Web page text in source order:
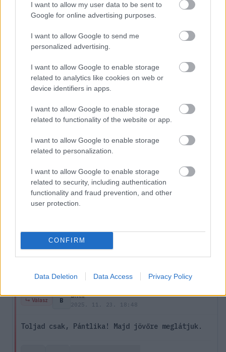
I want to allow my user data to be sent to
Google for online advertising purposes.
I want to allow Google to send me
personalized advertising.
I want to allow Google to enable storage
related to analytics like cookies on web or
device identifiers in apps.
I want to allow Google to enable storage
related to functionality of the website or app.
I want to allow Google to enable storage
related to personalization.
I want to allow Google to enable storage
related to security, including authentication
functionality and fraud prevention, and other
user protection.
CONFIRM
Data Deletion Data Access Privacy Policy
Talpdurranás
2025. 11. 23. 18:44
probléma amikor már nem volt rakétájuk :D
6 Némítás Válasz
↳ Válasz B
B.Kir
2025. 11. 23. 18:48
Majd jövőre meglátjuk.
2 1 Némítás Válasz
↳ Válasz B
B.Kir
2025. 11. 23. 18:48
Toljad csak, Pántlika! Majd jövőre meglátjuk.